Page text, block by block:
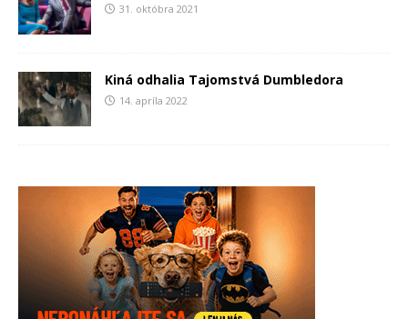
31. októbra 2021
Kiná odhalia Tajomstvá Dumbledora
14. apríla 2022